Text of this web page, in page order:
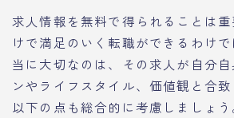
求人情報を無料で得られることは
けで満足のいく転職ができるわけ
当に大切なのは、その求人が自分
ンやライフスタイル、価値観と合致
以下の点も総合的に考慮しましょう